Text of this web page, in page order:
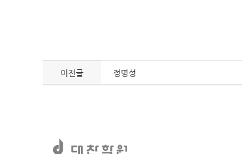
이전글 정명성